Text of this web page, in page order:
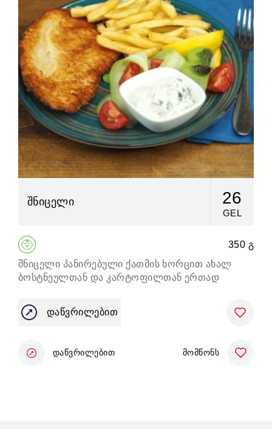
შნიცელი 26
GEL
350 გ
შნიცელი პანირებული ქათმის ხორცით ახალ
ბოსტნეულთან და კარტოფილთან ერთად
დაწვრილებით
დაწვრილებით მომწონს